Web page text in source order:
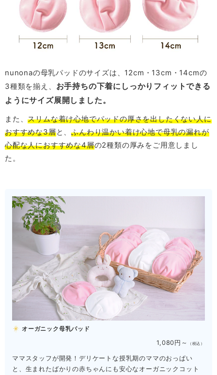
nunonaの母乳パッドのサイズは、12cm・13cm・14cmの
3種類を揃え、 お手持ちの下着にしっかりフィットできる
ようにサイズ展開しました。
また、スリムな着け心地でパッドの厚さを出したくない人に
おすすめな3層と、ふんわり温かい着け心地で母乳の漏れが
心配な人におすすめな4層の2種類の厚みをご用意しまし
た。
オーガニック母乳パッド
1,080円～ （税込）
ママスタッフが開発！デリケートな授乳期のママのおっぱい
と、生まれたばかりの赤ちゃんにも安心なオーガニックコット